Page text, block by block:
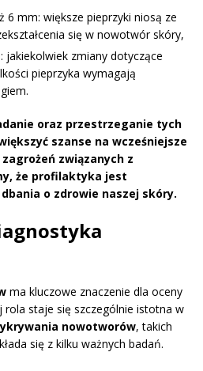
6 mm: większe pieprzyki niosą ze
się w nowotwór skóry,
jakiekolwiek zmiany dotyczące
pieprzyka wymagają
oraz przestrzeganie tych
szanse na wcześniejsze
związanych z
że profilaktyka jest
o zdrowie naszej skóry.
ma kluczowe znaczenie dla oceny
rola staje się szczególnie istotna w
nowotworów, takich
się z kilku ważnych badań.